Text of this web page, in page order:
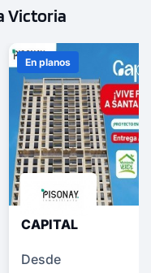
Victoria
En planos
CAPITAL
Desde